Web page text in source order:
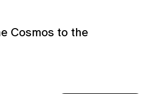
Cosmos to the